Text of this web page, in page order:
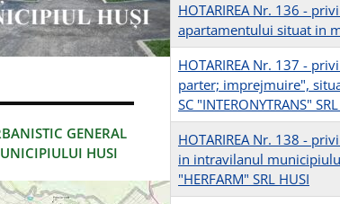
GENERAL
HUSI
HOTARIREA Nr. 136 -
apartamentului situat in
HOTARIREA Nr. 137 -
parter; imprejmuire",
SC "INTERONYTRANS"
HOTARIREA Nr. 138 -
in intravilanul
"HERFARM" SRL HUSI